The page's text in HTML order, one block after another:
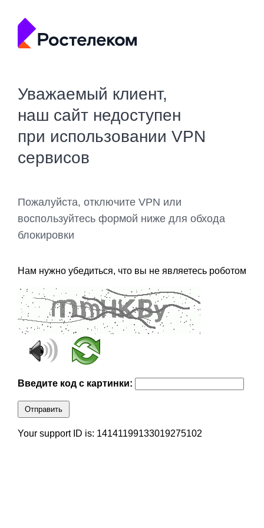
Уважаемый клиент,
наш сайт недоступен
при использовании VPN
сервисов
Пожалуйста, отключите VPN или
воспользуйтесь формой ниже для обхода
блокировки
Нам нужно убедиться, что вы не являетесь роботом
Введите код с картинки:
Отправить
Your support ID is: 14141199133019275102